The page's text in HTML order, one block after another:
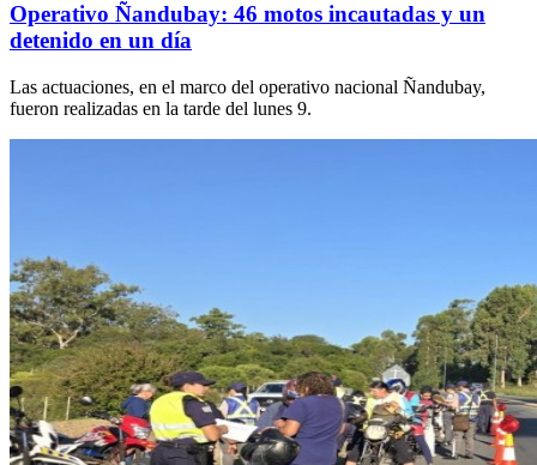
Operativo Ñandubay: 46 motos incautadas y un
detenido en un día
Las actuaciones, en el marco del operativo nacional Ñandubay,
fueron realizadas en la tarde del lunes 9.